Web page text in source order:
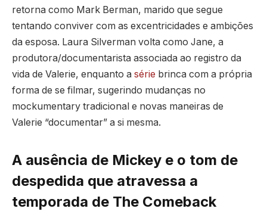
retorna como Mark Berman, marido que segue
tentando conviver com as excentricidades e ambições
da esposa. Laura Silverman volta como Jane, a
produtora/documentarista associada ao registro da
vida de Valerie, enquanto a série brinca com a própria
forma de se filmar, sugerindo mudanças no
mockumentary tradicional e novas maneiras de
Valerie “documentar” a si mesma.
A ausência de Mickey e o tom de
despedida que atravessa a
temporada de The Comeback